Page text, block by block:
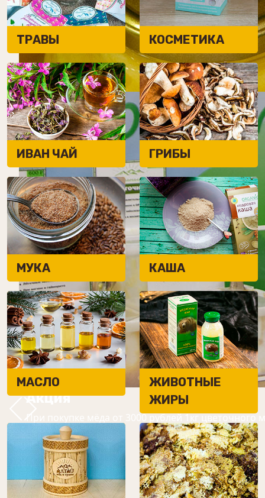
Акция
Банка цветочного мёда 1690 рублей
Акция
При покупке мёда от 3000 рублей 1кг цветочного
ТРАВЫ КОСМЕТИКА
ИВАН ЧАЙ ГРИБЫ
МУКА КАША
МАСЛО
ЖИВОТНЫЕ
ЖИРЫ